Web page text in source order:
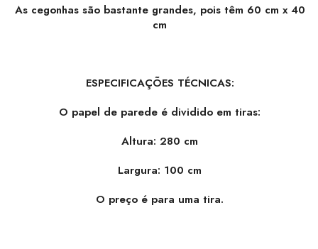
As cegonhas são bastante grandes, pois têm 60 cm x 40
cm
ESPECIFICAÇÕES TÉCNICAS:
O papel de parede é dividido em tiras:
Altura: 280 cm
Largura: 100 cm
O preço é para uma tira.